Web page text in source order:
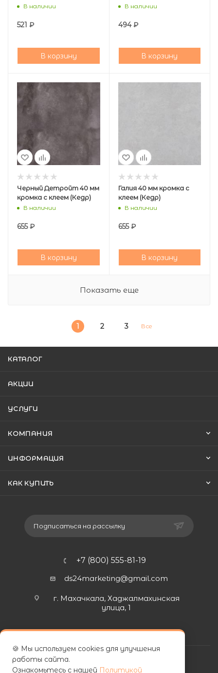
В наличии
521 ₽
В корзину
В наличии
494₽
В корзину
Черный Детройт 40 мм
кромка с клеем (Кедр)
В наличии
655₽
В корзину
Галия 40 мм кромка с
клеем (Кедр)
В наличии
655₽
В корзину
Показать еще
1 2 3 Все
КАТАЛОГ
АКЦИИ
УСЛУГИ
КОМПАНИЯ
ИНФОРМАЦИЯ
КАК КУПИТЬ
Подписаться на рассылку
+7 (800) 555-81-19
ds24marketing@gmail.com
г. Махачкала, Хаджалмахинская
улица, 1
🍪 Мы используем cookies для улучшения
работы сайта.
Ознакомьтесь с нашей Политикой